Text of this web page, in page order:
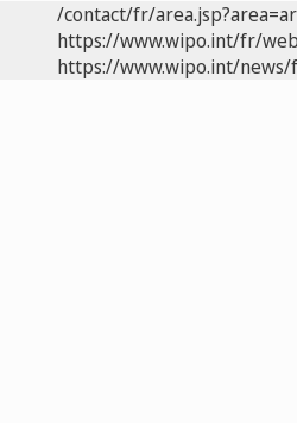
/contact/fr/
https://www.wipo.int/fr/
https://www.wipo.int/